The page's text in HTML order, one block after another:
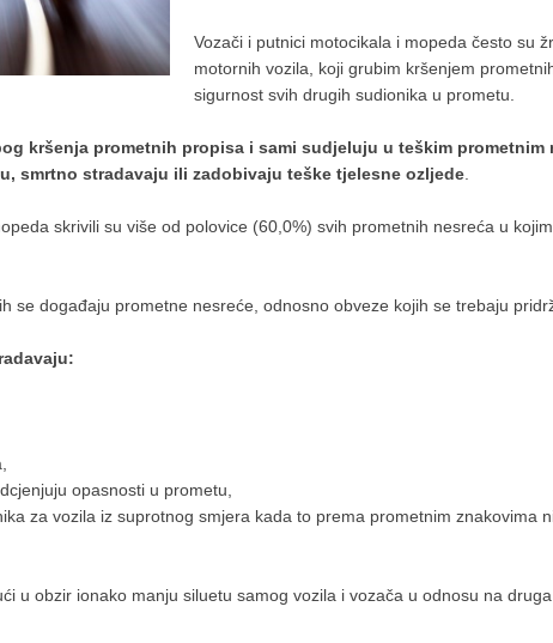
Vozači i putnici motocikala i mopeda često su
motornih vozila, koji grubim kršenjem
sigurnost svih drugih sudionika u prometu.
kršenja prometnih propisa i sami sudjeluju u teškim prometnim
smrtno stradavaju ili zadobivaju teške tjelesne ozljede
skrivili su više od polovice (60,0%) svih prometnih nesreća u
se događaju prometne nesreće, odnosno obveze kojih se trebaju
opasnosti u prometu,
za vozila iz suprotnog smjera kada to prema prometnim znakovima
u obzir ionako manju siluetu samog vozila i vozača u odnosu na